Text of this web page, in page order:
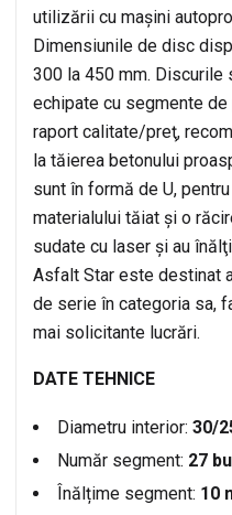
utilizării cu maşini
Dimensiunile de disc
300 la 450 mm.
echipate cu segmente
raport calitate/preţ,
la tăierea betonului
sunt în formă de U,
materialului tăiat şi o
sudate cu laser şi au
Asfalt Star este destinat
de serie în categoria sa,
mai solicitante lucrări.
DATE TEHNICE
Diametru interior: 30/
Număr segment: 27
Înălțime segment: 10